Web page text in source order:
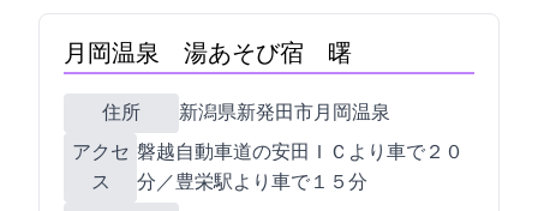
月岡温泉 湯あそび宿 曙
住所
新潟県新発田市月岡温泉552-4
アクセ
ス
磐越自動車道の安田ＩＣより車で２０
分／豊栄駅より車で１５分